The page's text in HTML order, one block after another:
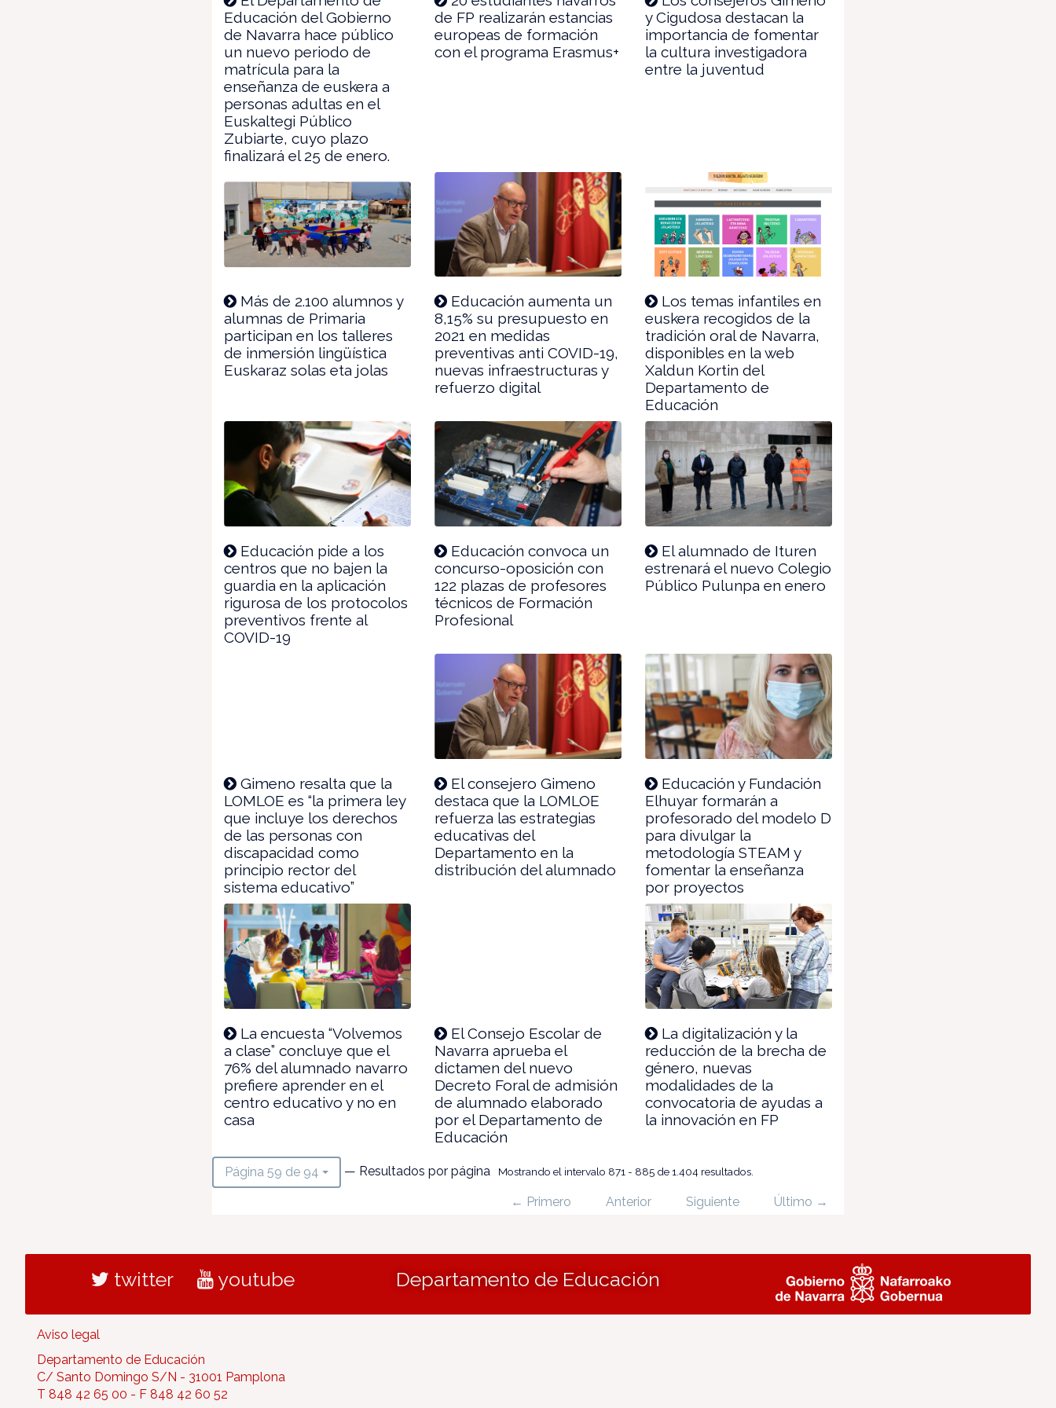
Educación del Gobierno
de Navarra hace público
un nuevo periodo de
matrícula para la
enseñanza de euskera a
personas adultas en el
Euskaltegi Público
Zubiarte, cuyo plazo
finalizará el 25 de enero.
de FP realizarán estancias
europeas de formación
con el programa Erasmus+
y Cigudosa destacan la
importancia de fomentar
la cultura investigadora
entre la juventud
Más de 2.100 alumnos y
alumnas de Primaria
participan en los talleres
de inmersión lingüística
Euskaraz solas eta jolas
Educación aumenta un
8,15% su presupuesto en
2021 en medidas
preventivas anti COVID-19,
nuevas infraestructuras y
refuerzo digital
Los temas infantiles en
euskera recogidos de la
tradición oral de Navarra,
disponibles en la web
Xaldun Kortin del
Departamento de
Educación
Educación pide a los
centros que no bajen la
guardia en la aplicación
rigurosa de los protocolos
preventivos frente al
COVID-19
Educación convoca un
concurso-oposición con
122 plazas de profesores
técnicos de Formación
Profesional
El alumnado de Ituren
estrenará el nuevo Colegio
Público Pulunpa en enero
Gimeno resalta que la
LOMLOE es “la primera ley
que incluye los derechos
de las personas con
discapacidad como
principio rector del
sistema educativo”
El consejero Gimeno
destaca que la LOMLOE
refuerza las estrategias
educativas del
Departamento en la
distribución del alumnado
Educación y Fundación
Elhuyar formarán a
profesorado del modelo D
para divulgar la
metodología STEAM y
fomentar la enseñanza
por proyectos
La encuesta “Volvemos
a clase” concluye que el
76% del alumnado navarro
prefiere aprender en el
centro educativo y no en
casa
El Consejo Escolar de
Navarra aprueba el
dictamen del nuevo
Decreto Foral de admisión
de alumnado elaborado
por el Departamento de
Educación
La digitalización y la
reducción de la brecha de
género, nuevas
modalidades de la
convocatoria de ayudas a
la innovación en FP
Página 59 de 94 — Resultados por página Mostrando el intervalo 871 - 885 de 1.404 resultados.
← Primero Anterior Siguiente Último →
twitter youtube Departamento de Educación
Aviso legal
Departamento de Educación
C/ Santo Domingo S/N - 31001 Pamplona
T 848 42 65 00 - F 848 42 60 52